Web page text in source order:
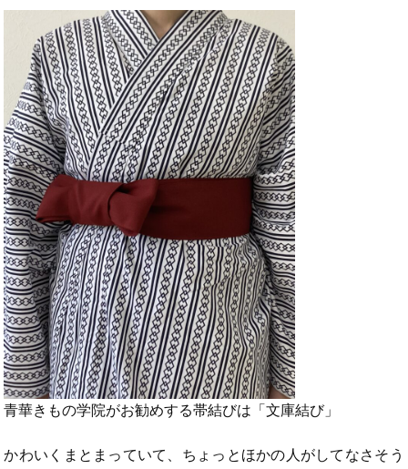
青華きもの学院がお勧めする帯結びは「文庫結び」
かわいくまとまっていて、ちょっとほかの人がしてなさそう